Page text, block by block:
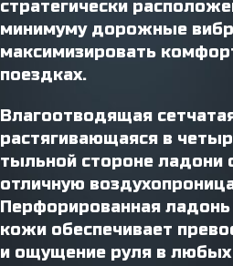
стратегически
минимуму дорожные
максимизировать
поездках.
Влагоотводящая
растягивающаяся в
тыльной стороне ладони
отличную
Перфорированная ладонь
кожи обеспечивает
и ощущение руля в